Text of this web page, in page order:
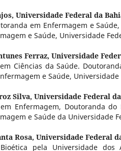
Universidade Federal da
em Enfermagem e
e Saúde, Universidade
Ferraz, Universidade
Ciências da Saúde.
e Saúde,
Silva, Universidade Federal
Enfermagem, Doutoranda do
e Saúde da Universidade
Rosa, Universidade Federal
pela Universidade dos